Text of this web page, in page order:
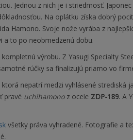
Jednou z nich je i striedmosť.
Na oplátku získa dobrý
Hamono. Svoje nože vyrába z
a to po neobmedzenú dobu.
výrobu. Z Yasugi Specialty
rúčky sa finalizujú priamo vo
nepatrí medzi vyhlásené strediská
pravé uchihamonoz ocele ZDP-189. A
všetky práva vyhradené. Fotografie a